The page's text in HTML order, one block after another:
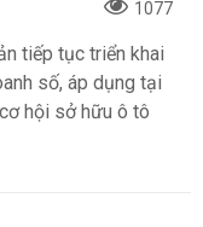
1077
tiếp tục triển khai
số, áp dụng tại
hội sở hữu ô tô